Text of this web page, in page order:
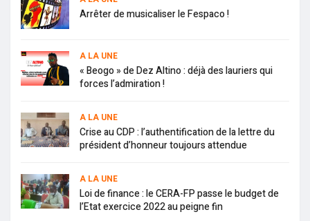
Arrêter de musicaliser le Fespaco !
A LA UNE
« Beogo » de Dez Altino : déjà des lauriers qui
forces l’admiration !
A LA UNE
Crise au CDP : l’authentification de la lettre du
président d’honneur toujours attendue
A LA UNE
Loi de finance : le CERA-FP passe le budget de
l’Etat exercice 2022 au peigne fin